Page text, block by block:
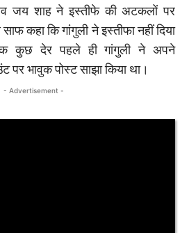
जय शाह ने इस्तीफे की अटकलों पर
साफ कहा कि गांगुली ने इस्तीफा नहीं दिया
कुछ देर पहले ही गांगुली ने अपने
भावुक पोस्ट साझा किया था।
- Advertisement -